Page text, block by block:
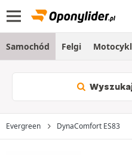
Samochód Felgi Motocykl
Evergreen DynaComfort ES83